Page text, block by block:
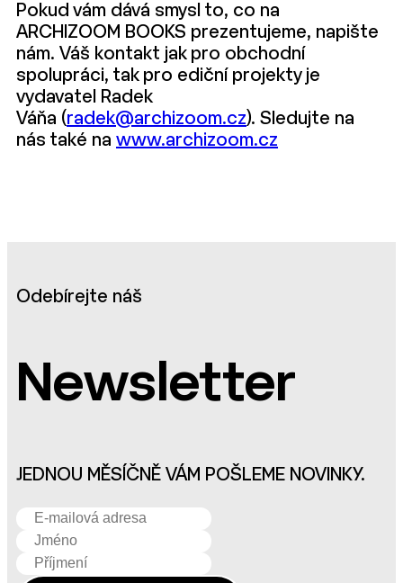
Pokud vám dává smysl to, co na
ARCHIZOOM BOOKS prezentujeme, napište
nám. Váš kontakt jak pro obchodní
spolupráci, tak pro ediční projekty je
vydavatel Radek
Váňa (radek@archizoom.cz). Sledujte na
nás také na www.archizoom.cz
Odebírejte náš
Newsletter
JEDNOU MĚSÍČNĚ VÁM POŠLEME NOVINKY.